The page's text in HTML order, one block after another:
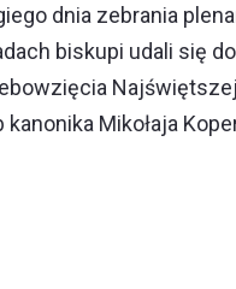
dnia zebrania
biskupi udali się
kanonika Mikołaja